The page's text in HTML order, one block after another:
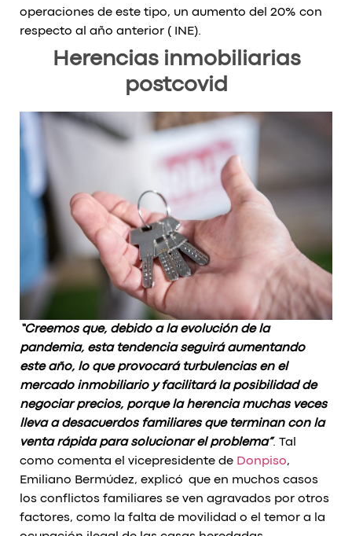
operaciones de este tipo, un aumento del 20% con
respecto al año anterior ( INE).
Herencias inmobiliarias
postcovid
“Creemos que, debido a la evolución de la
pandemia, esta tendencia seguirá aumentando
este año, lo que provocará turbulencias en el
mercado inmobiliario y facilitará la posibilidad de
negociar precios, porque la herencia muchas veces
lleva a desacuerdos familiares que terminan con la
venta rápida para solucionar el problema”. Tal
como comenta el vicepresidente de Donpiso,
Emiliano Bermúdez, explicó que en muchos casos
los conflictos familiares se ven agravados por otros
factores, como la falta de movilidad o el temor a la